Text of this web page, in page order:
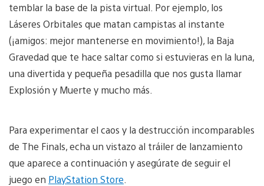
temblar la base de la pista virtual. Por ejemplo, los
Láseres Orbitales que matan campistas al instante
(¡amigos: mejor mantenerse en movimiento!), la Baja
Gravedad que te hace saltar como si estuvieras en la luna,
una divertida y pequeña pesadilla que nos gusta llamar
Explosión y Muerte y mucho más.
Para experimentar el caos y la destrucción incomparables
de The Finals, echa un vistazo al tráiler de lanzamiento
que aparece a continuación y asegúrate de seguir el
juego en PlayStation Store